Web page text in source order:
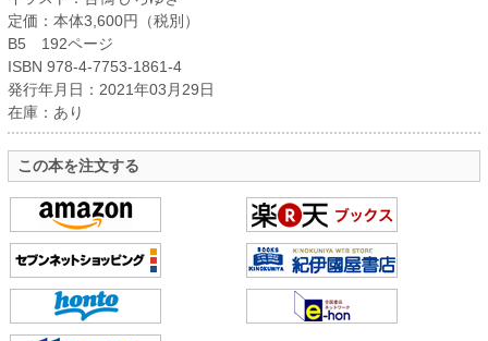
定価：本体3,600円（税別）
B5 192ページ
ISBN 978-4-7753-1861-4
発行年月日：2021年03月29日
在庫：あり
この本を注文する